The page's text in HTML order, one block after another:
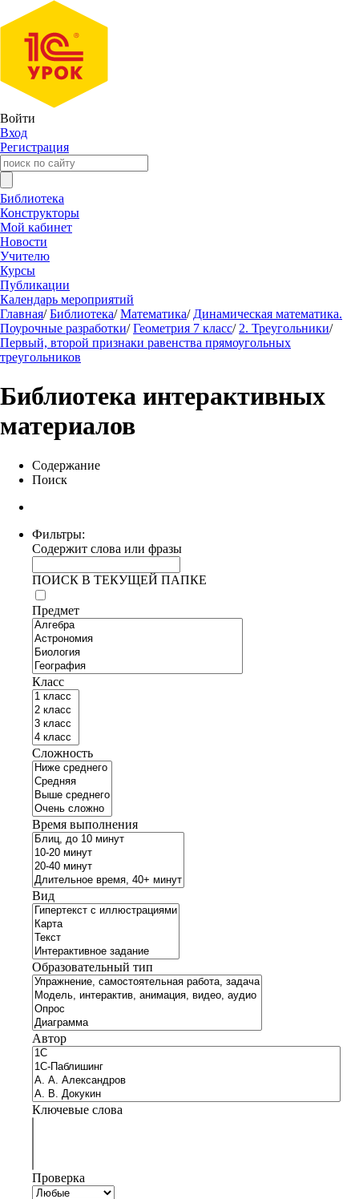
Войти
Вход
Регистрация
Библиотека
Конструкторы
Мой кабинет
Новости
Учителю
Курсы
Публикации
Календарь мероприятий
Главная/ Библиотека/ Математика/ Динамическая математика.
Поурочные разработки/ Геометрия 7 класс/ 2. Треугольники/
Первый, второй признаки равенства прямоугольных
треугольников
Библиотека интерактивных
материалов
Содержание
Поиск
Фильтры:
Содержит слова или фразы
ПОИСК В ТЕКУЩЕЙ ПАПКЕ
Предмет
Класс
Сложность
Время выполнения
Вид
Образовательный тип
Автор
Ключевые слова
Проверка